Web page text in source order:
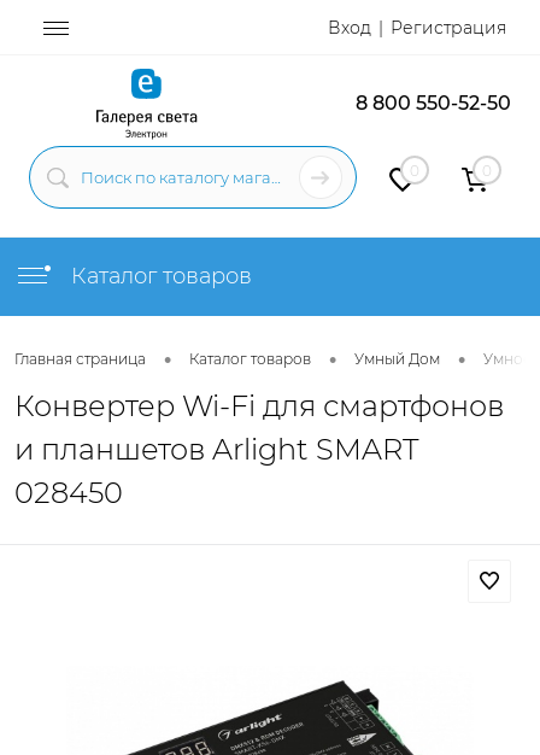
Вход Регистрация
8 800 550-52-50
0 0
Каталог товаров
Главная страница • Каталог товаров • Умный Дом • Умное
Конвертер Wi-Fi для смартфонов
и планшетов Arlight SMART
028450